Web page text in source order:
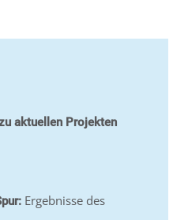
aktuellen Projekten
Ergebnisse des